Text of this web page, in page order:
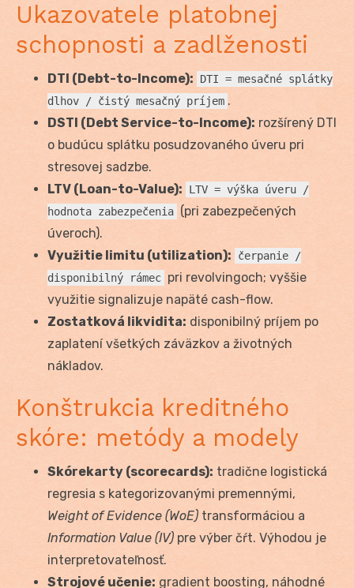
Ukazovatele platobnej
schopnosti a zadlženosti
DTI (Debt-to-Income):
DTI = mesačné splátky
dlhov / čistý mesačný príjem .
DSTI (Debt Service-to-Income): rozšírený DTI
o budúcu splátku posudzovaného úveru pri
stresovej sadzbe.
LTV (Loan-to-Value):
LTV = výška úveru /
hodnota zabezpečenia (pri zabezpečených
úveroch).
Využitie limitu (utilization):
čerpanie /
disponibilný rámec pri revolvingoch; vyššie
využitie signalizuje napäté cash-flow.
Zostatková likvidita: disponibilný príjem po
zaplatení všetkých záväzkov a životných
nákladov.
Konštrukcia kreditného
skóre: metódy a modely
Skórekarty (scorecards): tradične logistická
regresia s kategorizovanými premennými,
Weight of Evidence (WoE) transformáciou a
Information Value (IV) pre výber čŕt. Výhodou je
interpretovateľnosť.
Strojové učenie: gradient boosting, náhodné